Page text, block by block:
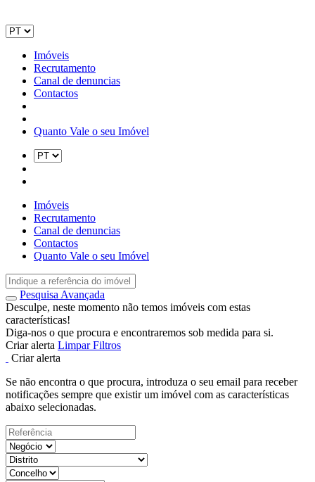
Imóveis
Recrutamento
Canal de denuncias
Contactos
Quanto Vale o seu Imóvel
Imóveis
Recrutamento
Canal de denuncias
Contactos
Quanto Vale o seu Imóvel
Pesquisa Avançada
Desculpe, neste momento não temos imóveis com estas
características!
Diga-nos o que procura e encontraremos sob medida para si.
Criar alerta Limpar Filtros
Criar alerta
Se não encontra o que procura, introduza o seu email para receber
notificações sempre que existir um imóvel com as características
abaixo selecionadas.